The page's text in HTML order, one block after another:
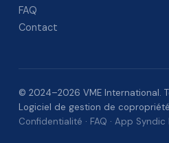
FAQ
Contact
© 2024–2026 VME International.
Logiciel de gestion de
Confidentialité · FAQ · App Syndic